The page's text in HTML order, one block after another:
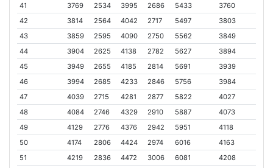
41
3769 2534 3995 2686 5433
3760
42
3814 2564 4042 2717 5497
3803
43
3859 2595 4090 2750 5562
3849
44
3904 2625 4138 2782 5627
3894
45
3949 2655 4185 2814 5691
3939
46
3994 2685 4233 2846 5756
3984
47
4039 2715 4281 2877 5822
4027
48
4084 2746 4329 2910 5887
4073
49
4129 2776 4376 2942 5951
4118
50
4174 2806 4424 2974 6016
4163
51
4219 2836 4472 3006 6081
4208